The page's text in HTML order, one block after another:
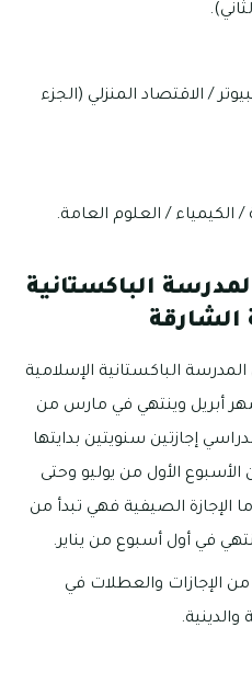
/ الاقتصاد المنزلي (الجزء
/ الكيمياء / العلوم العامة.
الباكستانية
الشارقة
المدرسة الباكستانية الإسلامية
أبريل وينتهي في مارس من
إجازتين سنويتين بدايتها
الأسبوع الأول من يوليو وحتى
الصيفية فهي تبدأ من
في أول أسبوع من يناير.
الإجازات والعطلات في
والدينية.